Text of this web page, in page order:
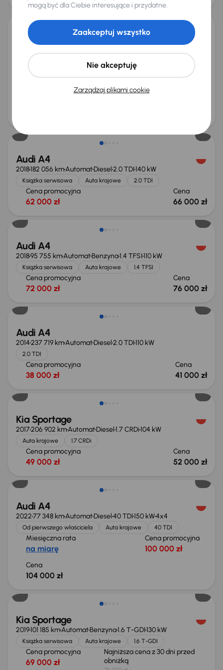
Honda Civic
Książka serwisowa Auta krajowe
Cena promocyjna
Najniższa cena z 30 dni przed
obniżką
36 000 zł
Audi A4
2018182 056 kmAutomatDiesel2.0 TDI140 kW
Książka serwisowa Auta krajowe 2.0 TDI
Cena promocyjna
62 000 zł
Cena
66 000 zł
Możliwość odliczenia VAT
Audi A4
201895 755 kmAutomatBenzyna1.4 TFSI110 kW
Książka serwisowa Auta krajowe 1.4 TFSI
Cena promocyjna
72 000 zł
Cena
76 000 zł
Audi A4
2014237 719 kmAutomatDiesel2.0 TDI110 kW
2.0 TDI
Cena promocyjna
38 000 zł
Cena
41 000 zł
Kia Sportage
2017206 902 kmAutomatDiesel1.7 CRDi104 kW
Auta krajowe 1.7 CRDi
Cena promocyjna
49 000 zł
Cena
52 000 zł
Możliwość odliczenia VAT
Audi A4
202277 348 kmAutomatDiesel40 TDI150 kW4x4
Od pierwszego właściciela Auta krajowe 40 TDI
Miesięczna rata
na miarę
Cena promocyjna
100 000 zł
Cena
104 000 zł
Kia Sportage
2019101 185 kmAutomatBenzyna1.6 T-GDI130 kW
Książka serwisowa Auta krajowe 1.6 T-GDI
Cena promocyjna
69 000 zł
Najniższa cena z 30 dni przed
obniżką
mogą być dla Ciebie interesujące i przydatne.
Zarządzaj plikami cookie
Nie akceptuję
Zaakceptuj wszystko